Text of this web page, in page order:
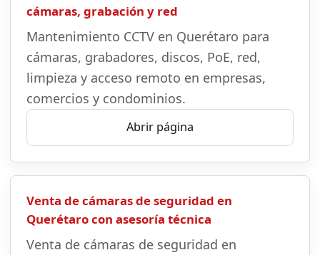
cámaras, grabación y red
Mantenimiento CCTV en Querétaro para
cámaras, grabadores, discos, PoE, red,
limpieza y acceso remoto en empresas,
comercios y condominios.
Abrir página
Venta de cámaras de seguridad en
Querétaro con asesoría técnica
Venta de cámaras de seguridad en